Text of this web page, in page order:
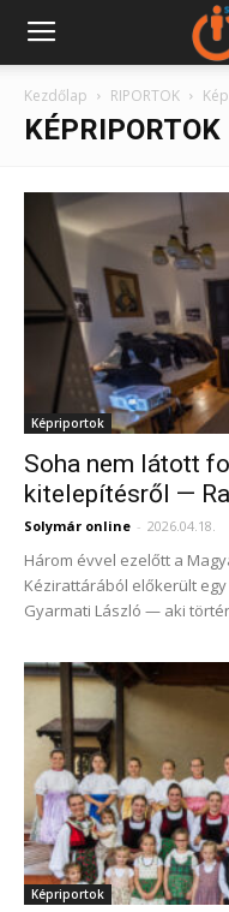
Kezdőlap RIPORTOK
KÉPRIPORTOK
Képriportok
Soha nem látott
kitelepítésről —
Solymár online - 2026.04.18.
Három évvel ezelőtt a
Kézirattárából előkerült
Gyarmati László — aki
Képriportok